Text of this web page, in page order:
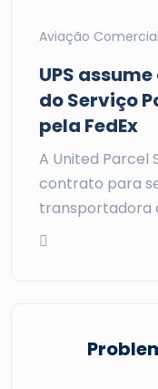
Aviação Comercial
UPS
do Serviço
pela FedEx
A United Parcel
contrato para
transportadora